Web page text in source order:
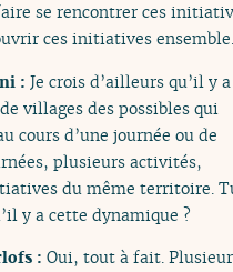
se rencontrer ces
ces initiatives ensemble.
:Je crois d’ailleurs qu’il y
villages des possibles qui
cours d’une journée ou de
plusieurs activités,
du même territoire.
y a cette dynamique ?
:Oui, tout à fait.